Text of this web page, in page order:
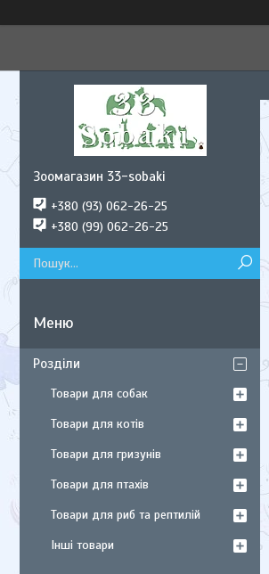
Зоомагазин 33-sobaki
+380 (93) 062-26-25
+380 (99) 062-26-25
Розділи
Товари для собак
Товари для котів
Товари для гризунів
Товари для птахів
Товари для риб та рептилій
Інші товари